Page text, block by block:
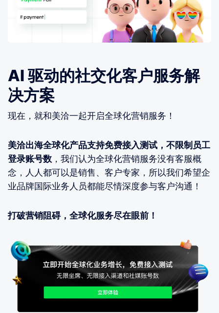
AI 驱动的社交化客户服务解
决方案
现在，就和美洽一起开启全球化营销服务！
美洽出海全球化产品支持免费接入测试，不限制员工
登录账号数 ，我们认为全球化营销服务没有客服概
念，人人都可以是销售、客户专家，所以我们希望企
业品牌国际业务人员都能尽情深度参与客户沟通！
打破营销阻碍，全球化服务尽在眼前！